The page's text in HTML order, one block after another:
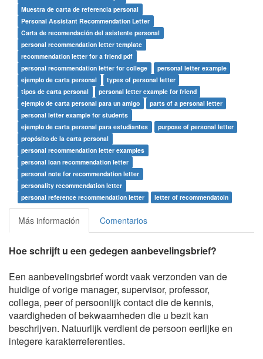
Muestra de carta de referencia personal
Personal Assistant Recommendation Letter
Carta de recomendación del asistente personal
personal recommendation letter template
recommendation letter for a friend pdf
personal recommendation letter for college
personal letter example
ejemplo de carta personal
types of personal letter
tipos de carta personal
personal letter example for friend
ejemplo de carta personal para un amigo
parts of a personal letter
personal letter example for students
ejemplo de carta personal para estudiantes
purpose of personal letter
propósito de la carta personal
personal recommendation letter examples
personal loan recommendation letter
personal note for recommendation letter
personality recommendation letter
personal reference recommendation letter
letter of recommendatoin
Más información Comentarios
Hoe schrijft u een gedegen aanbevelingsbrief?
Een aanbevelingsbrief wordt vaak verzonden van de
huidige of vorige manager, supervisor, professor,
collega, peer of persoonlijk contact die de kennis,
vaardigheden of bekwaamheden die u bezit kan
beschrijven. Natuurlijk verdient de persoon eerlijke en
integere karakterreferenties.